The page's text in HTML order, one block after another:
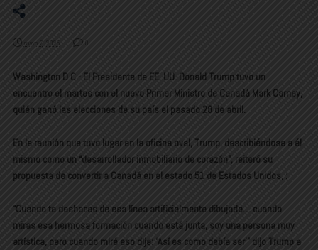
mayo 7, 2025 0
Washington D.C.- El Presidente de EE. UU. Donald Trump tuvo un
encuentro el martes con el nuevo Primer Ministro de Canadá Mark Carney,
quién ganó las elecciones de su país el pasado 28 de abril.
En la reunión que tuvo lugar en la oficina oval, Trump, describiéndose a él
mismo como un “desarrollador inmobiliario de corazón”, reiteró su
propuesta de convertir a Canadá en el estado 51 de Estados Unidos, :
“Cuando te deshaces de esa línea artificialmente dibujada… cuando
miras esa hermosa formación cuando está junta, soy una persona muy
artística, pero cuando miré eso dije: ‘Así es como debía ser'” dijo Trump a